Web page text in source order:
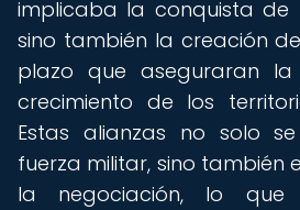
implicaba la conquista de
sino también la creación
plazo que aseguraran
crecimiento de los
Estas alianzas no solo
fuerza militar, sino también
la negociación, lo que